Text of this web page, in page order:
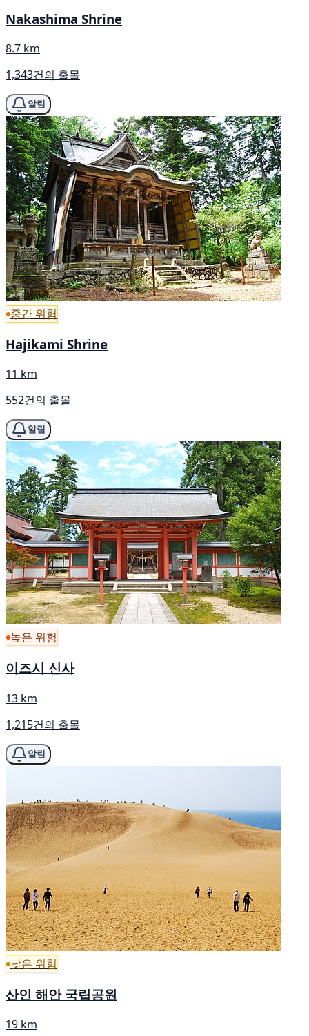
Nakashima Shrine
8.7 km
1,343건의 출몰
알림
중간 위험
Hajikami Shrine
11 km
552건의 출몰
알림
높은 위험
이즈시 신사
13 km
1,215건의 출몰
알림
낮은 위험
산인 해안 국립공원
19 km